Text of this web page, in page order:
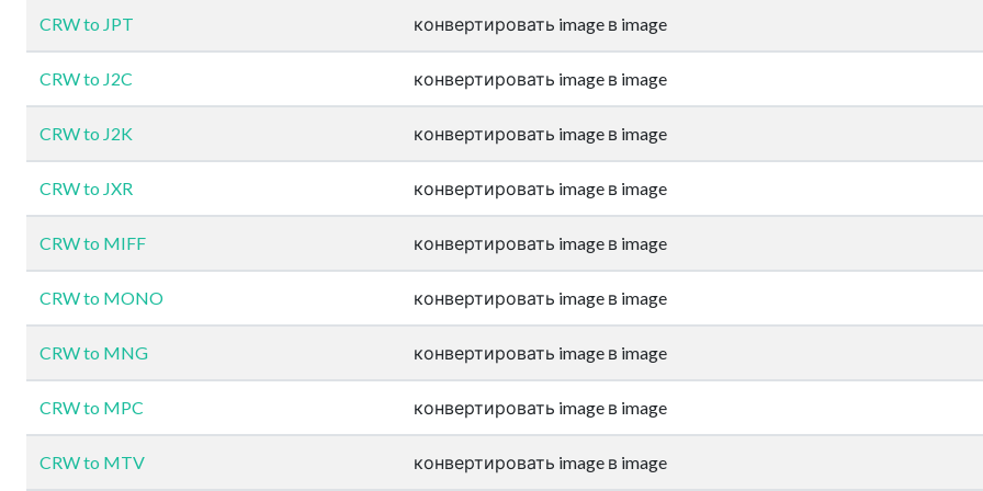
CRW to JPT конвертировать image в image
CRW to J2C конвертировать image в image
CRW to J2K конвертировать image в image
CRW to JXR конвертировать image в image
CRW to MIFF конвертировать image в image
CRW to MONO конвертировать image в image
CRW to MNG конвертировать image в image
CRW to MPC конвертировать image в image
CRW to MTV конвертировать image в image